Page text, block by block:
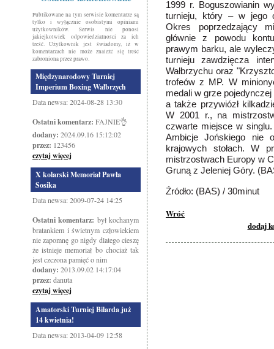
Publikowane na tym serwisie komentarze są
tylko i wyłącznie osobistymi opiniami
użytkowników. Serwis nie ponosi
jakiejkolwiek odpowiedzialności za ich
treść. Użytkownik jest świadomy, iż w
komentarzach nie może znaleźć się treść
zabroniona przez prawo.
Międzynarodowy Turniej
Imperium Boxing Wałbrzych
Data newsa: 2024-08-28 13:30
Ostatni komentarz: FAJNIE👌
dodany: 2024.09.16 15:12:02
przez: 123456
czytaj więcej
X kolarski Memoriał Pawła
Sosika
Data newsa: 2009-07-24 14:25
Ostatni komentarz: był kochanym
bratankiem i świetnym człowiekiem
nie zapomnę go nigdy dlatego cieszę
że istnieje memoriał bo chociaż tak
jest czczona pamięć o nim
dodany: 2013.09.02 14:17:04
przez: danuta
czytaj więcej
Amatorski Turniej Bilarda już
14 kwietnia!
Data newsa: 2013-04-09 12:58
1999 r. Boguszowianin
turnieju, który – w jego
Okres poprzedzający
głównie z powodu
prawym barku, ale
turnieju zawdzięcza
Wałbrzychu oraz
trofeów z MP. W
medali w grze
a także przywiózł
W 2001 r., na
czwarte miejsce w
Ambicje Jońskiego nie
krajowych stołach. W
mistrzostwach Europy w
Gruną z Jeleniej Góry.
Źródło: (BAS) / 30minut
Wróć
dodaj